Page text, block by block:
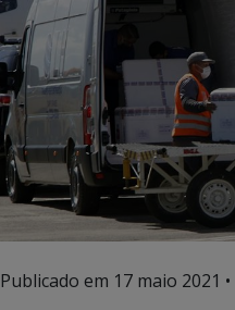
Publicado em 17 maio 2021